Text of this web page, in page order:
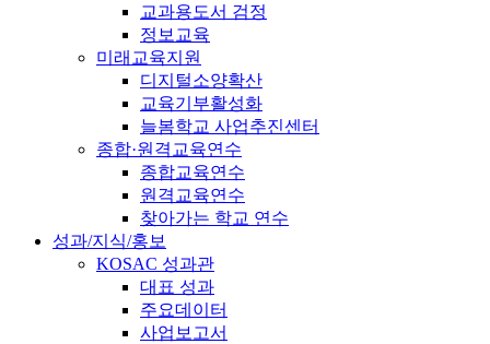
교과용도서 검정
정보교육
미래교육지원
디지털소양확산
교육기부활성화
늘봄학교 사업추진센터
종합·원격교육연수
종합교육연수
원격교육연수
찾아가는 학교 연수
성과/지식/홍보
KOSAC 성과관
대표 성과
주요데이터
사업보고서